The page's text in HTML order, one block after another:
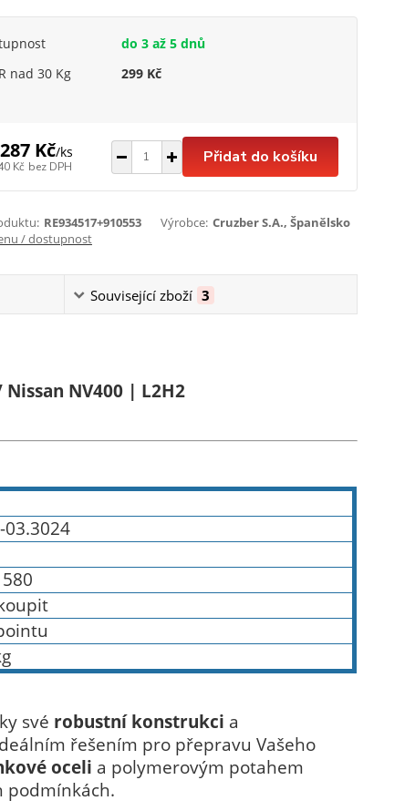
do 3 až 5 dnů
nad 30 Kg
299 Kč
Kč/ks
Kč bez DPH Přidat do košíku
RE934517+910553 Výrobce: Cruzber S.A., Španělsko
/ dostupnost
Související zboží 3
NV400 | L2H2
03.3024
své robustní konstrukci a
řešením pro přepravu Vašeho
oceli a polymerovým potahem
podmínkách.